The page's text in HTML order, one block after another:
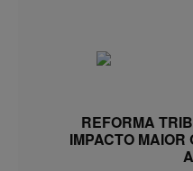
REFORMA
IMPACTO MAIOR